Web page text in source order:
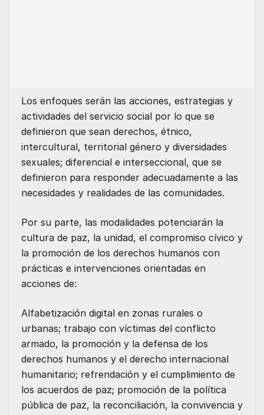
Los enfoques serán las acciones, estrategias y
actividades del servicio social por lo que se
definieron que sean derechos, étnico,
intercultural, territorial género y diversidades
sexuales; diferencial e interseccional, que se
definieron para responder adecuadamente a las
necesidades y realidades de las comunidades.
Por su parte, las modalidades potenciarán la
cultura de paz, la unidad, el compromiso cívico y
la promoción de los derechos humanos con
prácticas e intervenciones orientadas en
acciones de:
Alfabetización digital en zonas rurales o
urbanas; trabajo con víctimas del conflicto
armado, la promoción y la defensa de los
derechos humanos y el derecho internacional
humanitario; refrendación y el cumplimiento de
los acuerdos de paz; promoción de la política
pública de paz, la reconciliación, la convivencia y